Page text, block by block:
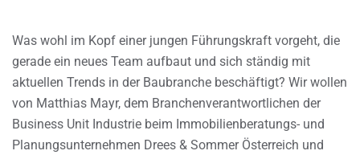
Was wohl im Kopf einer jungen Führungskraft vorgeht, die
gerade ein neues Team aufbaut und sich ständig mit
aktuellen Trends in der Baubranche beschäftigt? Wir wollen
von Matthias Mayr, dem Branchenverantwortlichen der
Business Unit Industrie beim Immobilienberatungs- und
Planungsunternehmen Drees & Sommer Österreich und